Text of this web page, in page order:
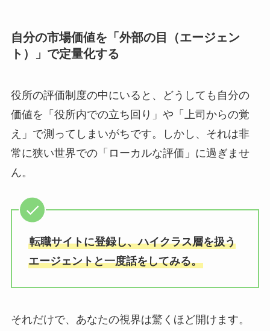
自分の市場価値を「外部の目（エージェン
ト）」で定量化する
役所の評価制度の中にいると、どうしても自分の
価値を「役所内での立ち回り」や「上司からの覚
え」で測ってしまいがちです。しかし、それは非
常に狭い世界での「ローカルな評価」に過ぎませ
ん。
転職サイトに登録し、ハイクラス層を扱う
エージェントと一度話をしてみる。
それだけで、あなたの視界は驚くほど開けます。